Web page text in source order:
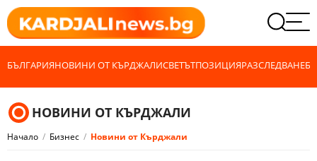
БЪЛГАРИЯНОВИНИ ОТ КЪРДЖАЛИСВЕТЪТПОЗИЦИЯРАЗСЛЕДВАНЕ
НОВИНИ ОТ КЪРДЖАЛИ
Начало Бизнес Новини от Кърджали